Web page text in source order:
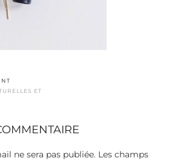
ET
ne sera pas publiée. Les champs